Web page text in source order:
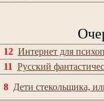
12 Интернет для
11 Русский
8 Дети стекольщика,